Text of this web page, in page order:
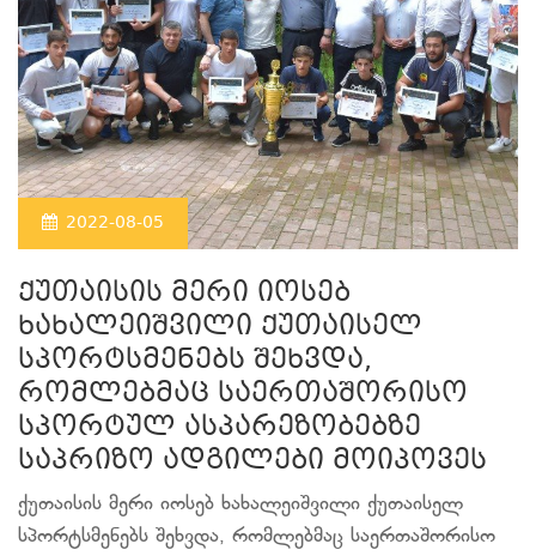
2022-08-05
ქუთაისის მერი იოსებ
ხახალეიშვილი ქუთაისელ
სპორტსმენებს შეხვდა,
რომლებმაც საერთაშორისო
სპორტულ ასპარეზობებზე
საპრიზო ადგილები მოიპოვეს
ქუთაისის მერი იოსებ ხახალეიშვილი ქუთაისელ
სპორტსმენებს შეხვდა, რომლებმაც საერთაშორისო